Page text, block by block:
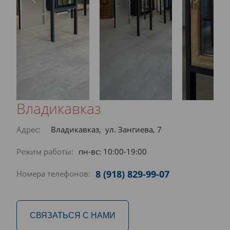
Владикавказ
Адрес: Владикавказ, ул. Зангиева, 7
Режим работы: пн-вс: 10:00-19:00
Номера телефонов: 8 (918) 829-99-07
СВЯЗАТЬСЯ С НАМИ